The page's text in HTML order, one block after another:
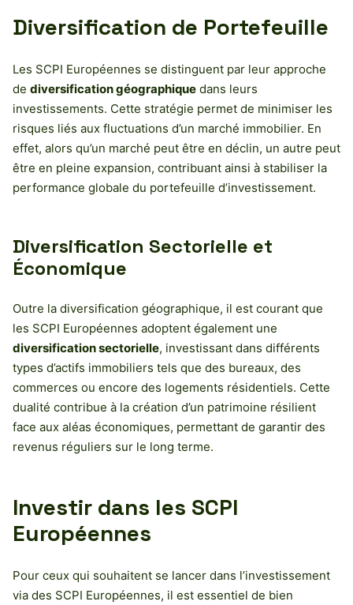
Diversification de Portefeuille
Les SCPI Européennes se distinguent par leur approche
de diversification géographique dans leurs
investissements. Cette stratégie permet de minimiser les
risques liés aux fluctuations d’un marché immobilier. En
effet, alors qu’un marché peut être en déclin, un autre peut
être en pleine expansion, contribuant ainsi à stabiliser la
performance globale du portefeuille d’investissement.
Diversification Sectorielle et
Économique
Outre la diversification géographique, il est courant que
les SCPI Européennes adoptent également une
diversification sectorielle, investissant dans différents
types d’actifs immobiliers tels que des bureaux, des
commerces ou encore des logements résidentiels. Cette
dualité contribue à la création d’un patrimoine résilient
face aux aléas économiques, permettant de garantir des
revenus réguliers sur le long terme.
Investir dans les SCPI
Européennes
Pour ceux qui souhaitent se lancer dans l’investissement
via des SCPI Européennes, il est essentiel de bien